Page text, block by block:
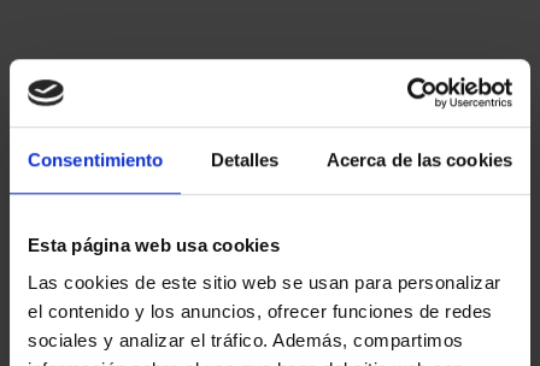
Consentimiento Detalles Acerca de las cookies
Esta página web usa cookies
Las cookies de este sitio web se usan para personalizar
el contenido y los anuncios, ofrecer funciones de redes
sociales y analizar el tráfico. Además, compartimos
SUSCRIPCIÓN
CAPITALES DE
PROVINCIA 1
SUSCRIPCIÓN
CAPITALES DE
PROVINCIA 2